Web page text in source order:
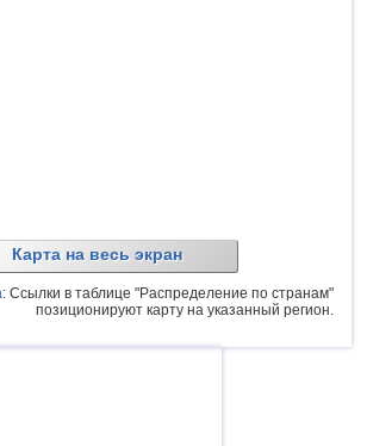
Карта на весь экран
: Ссылки в таблице "Распределение по странам"
позиционируют карту на указанный регион.